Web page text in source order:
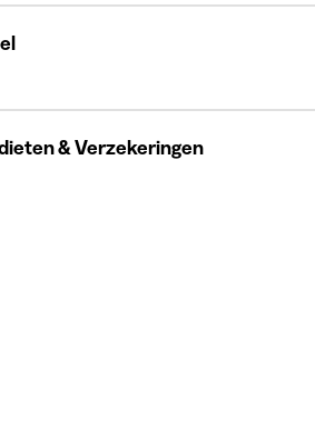
& Verzekeringen